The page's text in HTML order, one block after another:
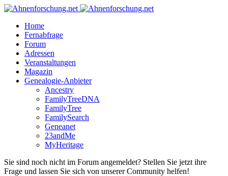
Home
Fernabfrage
Forum
Adressen
Veranstaltungen
Magazin
Genealogie-Anbieter
Ancestry
FamilyTreeDNA
FamilyTree
FamilySearch
Geneanet
23andMe
MyHeritage
Sie sind noch nicht im Forum angemeldet? Stellen Sie jetzt ihre
Frage und lassen Sie sich von unserer Community helfen!